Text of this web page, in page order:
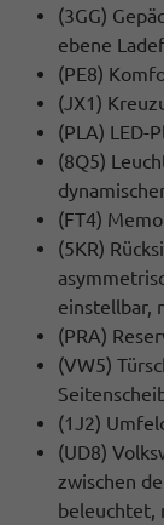
(3GG)
ebene
(PE8)
(JX1)
(PLA) LED-
(8Q5)
(FT4)
(5KR)
einstellbar,
(PRA)
(VW5)
(1J2)
(UD8)
zwischen
beleuchtet,